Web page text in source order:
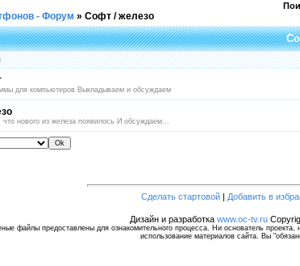
- Форум » Софт / железо
для компьютеров Выкладываем и обсуждаем
нового из железа появилось И обсуждаем...
Сделать стартовой| Добавить в
Дизайн и разработка www.oc-tv.ru
файлы предоставлены для ознакомительного процесса. Ни основатель
использование материалов сайта. Вы